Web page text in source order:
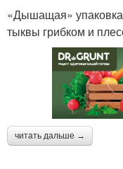
«Дышащая»
тыквы грибком и
читать дальше →